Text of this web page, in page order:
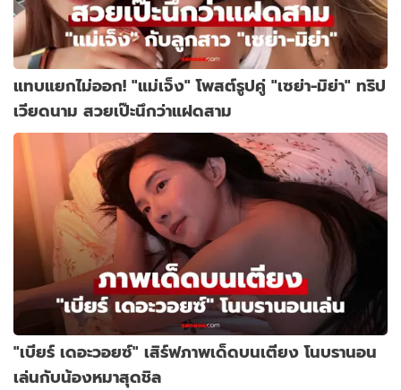
แทบแยกไม่ออก! "แม่เจ็ง" โพสต์รูปคู่ "เซย่า-มิย่า" ทริป
เวียดนาม สวยเป๊ะนึกว่าแฝดสาม
"เบียร์ เดอะวอยซ์" เสิร์ฟภาพเด็ดบนเตียง โนบรานอน
เล่นกับน้องหมาสุดชิล